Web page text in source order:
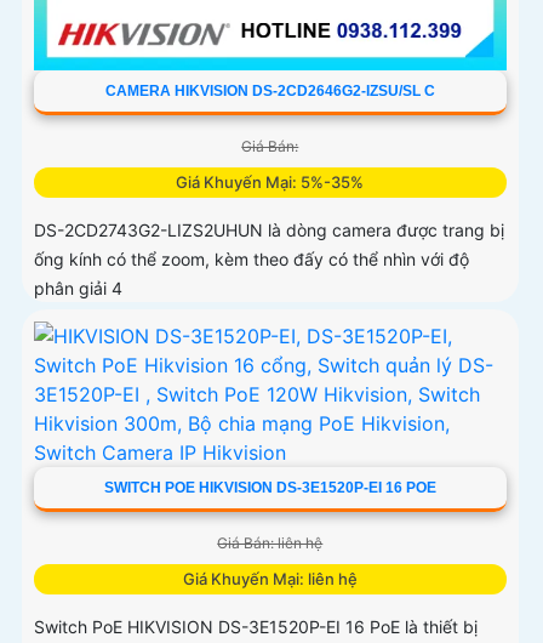
CAMERA HIKVISION DS-2CD2646G2-IZSU/SL C
Giá Bán:
Giá Khuyến Mại: 5%-35%
DS-2CD2743G2-LIZS2UHUN là dòng camera được trang bị
ống kính có thể zoom, kèm theo đấy có thể nhìn với độ
phân giải 4
SWITCH POE HIKVISION DS-3E1520P-EI 16 POE
Giá Bán: liên hệ
Giá Khuyến Mại: liên hệ
Switch PoE HIKVISION DS-3E1520P-EI 16 PoE là thiết bị